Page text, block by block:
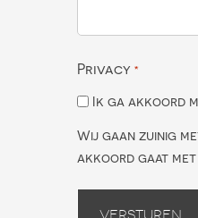
Privacy *
Ik ga akkoord
Wij gaan zuinig
akkoord gaat met